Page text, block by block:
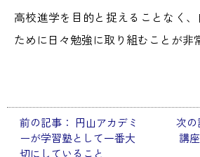
高校進学を目的と捉えることなく
ために日々勉強に取り組むことが非
投前の記事： 円山アカデミ
ーが学習塾として一番大
切にしていること
次の
講